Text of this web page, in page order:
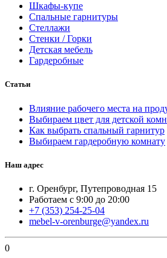
Шкафы-купе
Спальные гарнитуры
Стеллажи
Стенки / Горки
Детская мебель
Гардеробные
Статьи
Влияние рабочего места на
Выбираем цвет для детской
Как выбрать спальный гарнитур
Выбираем гардеробную комнату
Наш адрес
г. Оренбург, Путепроводная 15
Работаем с 9:00 до 20:00
+7 (353) 254-25-04
mebel-v-orenburge@yandex.ru
0